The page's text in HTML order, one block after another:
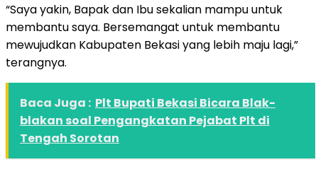
“Saya yakin, Bapak dan Ibu sekalian mampu untuk
membantu saya. Bersemangat untuk membantu
mewujudkan Kabupaten Bekasi yang lebih maju lagi,”
terangnya.
Baca Juga : Plt Bupati Bekasi Bicara Blak-
blakan soal Pengangkatan Pejabat Plt di
Tengah Sorotan